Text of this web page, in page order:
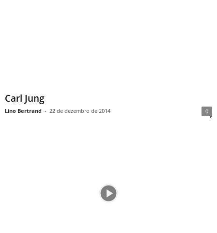
Carl Jung
Lino Bertrand - 22 de dezembro de 2014 0